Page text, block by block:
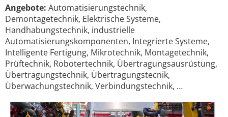
Angebote: Automatisierungstechnik,
Demontagetechnik, Elektrische Systeme,
Handhabungstechnik, industrielle
Automatisierungskomponenten, Integrierte Systeme,
Intelligente Fertigung, Mikrotechnik, Montagetechnik,
Prüftechnik, Robotertechnik, Übertragungsausrüstung,
Übertragungstechnik, Übertragungstecnik,
Überwachungstechnik, Verbindungstechnik, …